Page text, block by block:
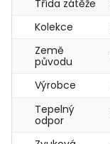
Třída zátěže
Kolekce
Země
původu
Výrobce
Tepelný
odpor